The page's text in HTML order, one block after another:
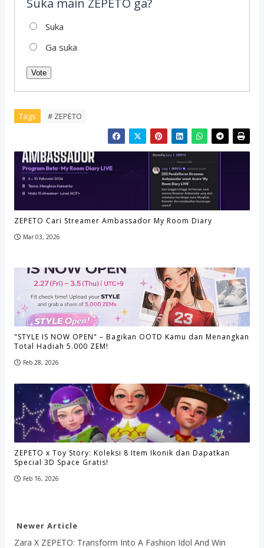
Suka
Ga suka
Vote
Tags # ZEPETO
ZEPETO Cari Streamer Ambassador My Room Diary
Mar 03, 2026
"STYLE IS NOW OPEN" – Bagikan OOTD Kamu dan Menangkan
Total Hadiah 5.000 ZEM!
Feb 28, 2026
ZEPETO x Toy Story: Koleksi 8 Item Ikonik dan Dapatkan
Special 3D Space Gratis!
Feb 16, 2026
Newer Article
Zara X ZEPETO: Transform Into A Fashion Idol And Win